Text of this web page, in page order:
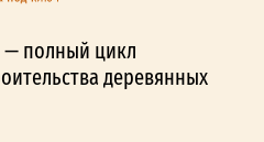
полный цикл
деревянных